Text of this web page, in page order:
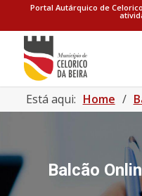
Portal Autárquico de
Está aqui: Home /
Balcão